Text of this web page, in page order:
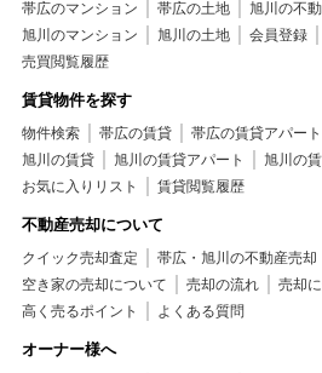
帯広のマンション 帯広の土地 旭川の不
旭川のマンション
旭川の土地 会員登録
売買閲覧履歴
賃貸物件を探す
物件検索 帯広の賃貸 帯広の賃貸アパート
旭川の賃貸
旭川の賃貸アパート
旭川の
お気に入りリスト
賃貸閲覧履歴
不動産売却について
クイック売却査定 帯広・旭川の不動産売却
空き家の売却について
売却の流れ
売却
高く売るポイント
よくある質問
オーナー様へ